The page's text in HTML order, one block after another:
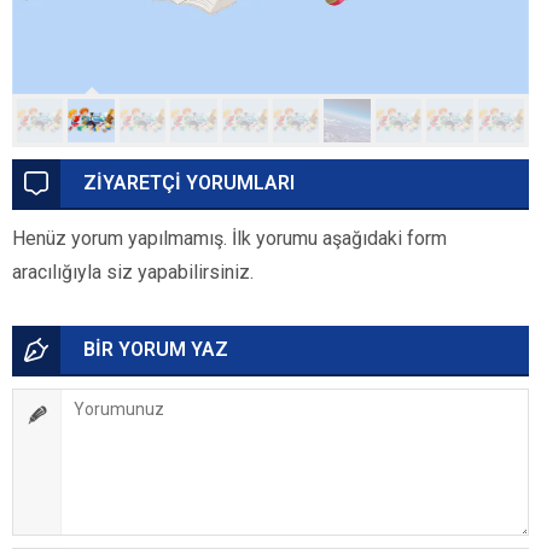
ZİYARETÇİ YORUMLARI
Henüz yorum yapılmamış. İlk yorumu aşağıdaki form
aracılığıyla siz yapabilirsiniz.
BİR YORUM YAZ